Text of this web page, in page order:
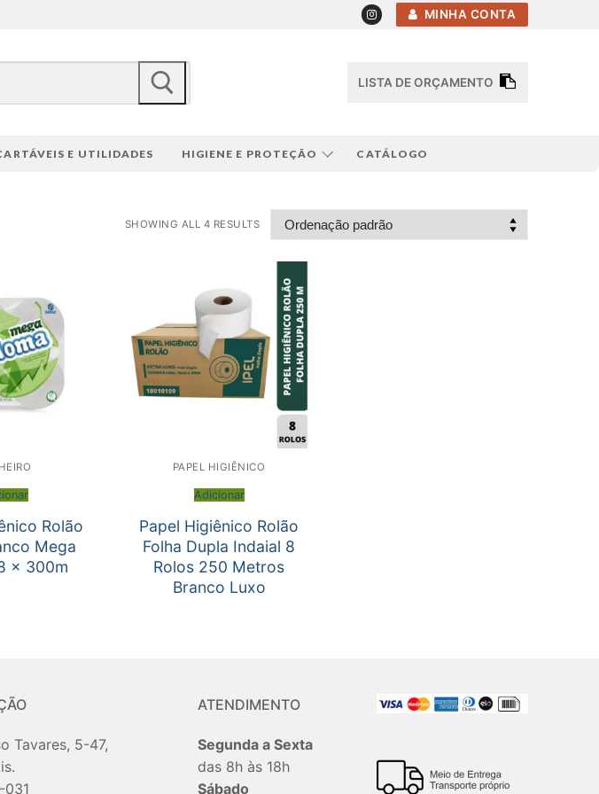
MINHA CONTA
LISTA DE ORÇAMENTO
E UTILIDADES HIGIENE E PROTEÇÃO CATÁLOGO
SHOWING ALL 4 RESULTS
Rolão
Mega
x 300m
PAPEL HIGIÊNICO
Adicionar
Papel Higiênico Rolão
Folha Dupla Indaial 8
Rolos 250 Metros
Branco Luxo
Tavares, 5-47,
ATENDIMENTO
Segunda a Sexta
das 8h às 18h
Sábado